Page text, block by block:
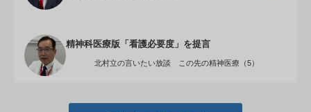
精神科医療版「看護必要度」を提言
北村立の言いたい放談 この先の精神医療（5）